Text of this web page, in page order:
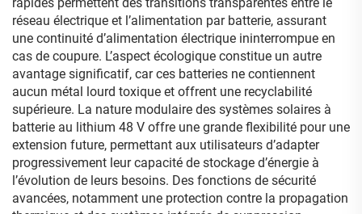
réseau électrique et l’alimentation par batterie, assurant
une continuité d’alimentation électrique ininterrompue en
cas de coupure. L’aspect écologique constitue un autre
avantage significatif, car ces batteries ne contiennent
aucun métal lourd toxique et offrent une recyclabilité
supérieure. La nature modulaire des systèmes solaires à
batterie au lithium 48 V offre une grande flexibilité pour une
extension future, permettant aux utilisateurs d’adapter
progressivement leur capacité de stockage d’énergie à
l’évolution de leurs besoins. Des fonctions de sécurité
avancées, notamment une protection contre la propagation